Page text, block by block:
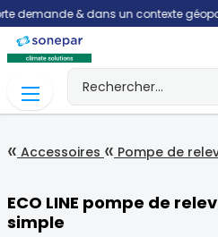
& dans un contexte
Accessoires Pompe de
ECO LINE pompe de
simple